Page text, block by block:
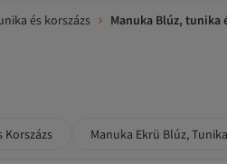
és korszázs Manuka Blúz, tunika
Korszázs Manuka Ekrü Blúz,